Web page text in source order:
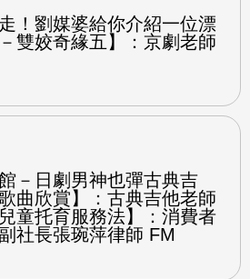
！劉媒婆給你介紹一位漂
雙姣奇緣五】：京劇老師
－日劇男神也彈古典吉
曲欣賞】：古典吉他老師
童托育服務法】：消費者
社長張琬萍律師 FM